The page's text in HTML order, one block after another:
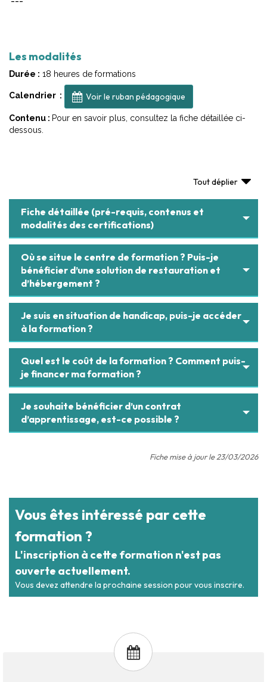
Les modalités
Durée : 18 heures de formations
Calendrier : Voir le ruban pédagogique
Contenu : Pour en savoir plus, consultez la fiche détaillée ci-
dessous.
Tout déplier
Fiche détaillée (pré-requis, contenus et
modalités des certifications)
Où se situe le centre de formation ? Puis-je
bénéficier d’une solution de restauration et
d’hébergement ?
Je suis en situation de handicap, puis-je accéder
à la formation ?
Quel est le coût de la formation ? Comment puis-
je financer ma formation ?
Je souhaite bénéficier d’un contrat
d’apprentissage, est-ce possible ?
Fiche mise à jour le 23/03/2026
Vous êtes intéressé par cette
formation ?
L'inscription à cette formation n'est pas
ouverte actuellement.
Vous devez attendre la prochaine session pour vous inscrire.